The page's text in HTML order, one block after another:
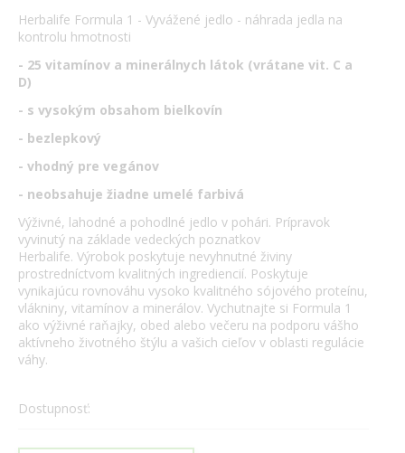
Herbalife Formula 1 - Vyvážené jedlo - náhrada jedla na
kontrolu hmotnosti
- 25 vitamínov a minerálnych látok (vrátane vit. C a
D)
- s vysokým obsahom bielkovín
- bezlepkový
- vhodný pre vegánov
- neobsahuje žiadne umelé farbivá
Výživné, lahodné a pohodlné jedlo v pohári. Prípravok
vyvinutý na základe vedeckých poznatkov
Herbalife. Výrobok poskytuje nevyhnutné živiny
prostredníctvom kvalitných ingrediencií. Poskytuje
vynikajúcu rovnováhu vysoko kvalitného sójového proteínu,
vlákniny, vitamínov a minerálov. Vychutnajte si Formula 1
ako výživné raňajky, obed alebo večeru na podporu vášho
aktívneho životného štýlu a vašich cieľov v oblasti regulácie
váhy.
Dostupnosť: